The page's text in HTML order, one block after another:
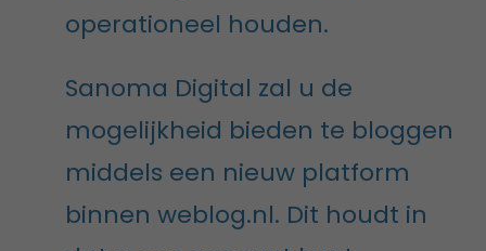
operationeel houden.
Sanoma Digital zal u de
mogelijkheid bieden te bloggen
middels een nieuw platform
binnen weblog.nl. Dit houdt in